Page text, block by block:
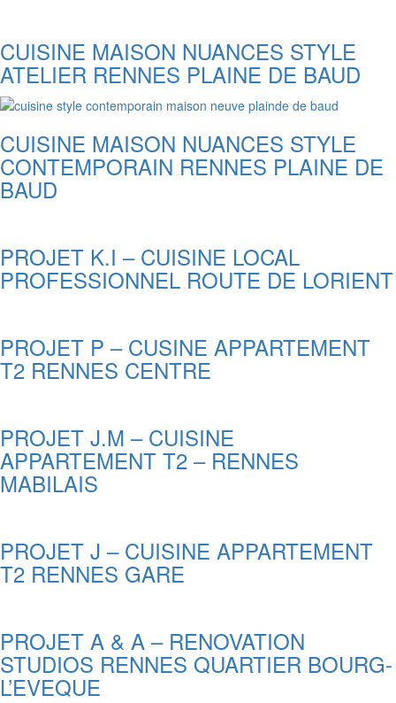
CUISINE MAISON NUANCES STYLE
ATELIER RENNES PLAINE DE BAUD
CUISINE MAISON NUANCES STYLE
CONTEMPORAIN RENNES PLAINE DE
BAUD
PROJET K.I – CUISINE LOCAL
PROFESSIONNEL ROUTE DE LORIENT
PROJET P – CUSINE APPARTEMENT
T2 RENNES CENTRE
PROJET J.M – CUISINE
APPARTEMENT T2 – RENNES
MABILAIS
PROJET J – CUISINE APPARTEMENT
T2 RENNES GARE
PROJET A & A – RENOVATION
STUDIOS RENNES QUARTIER BOURG-
L’EVEQUE